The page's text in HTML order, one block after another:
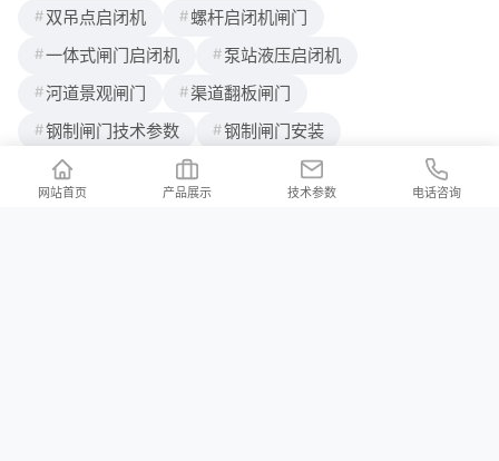
双吊点启闭机
螺杆启闭机闸门
一体式闸门启闭机
泵站液压启闭机
河道景观闸门
渠道翻板闸门
钢制闸门技术参数
钢制闸门安装
网站首页 产品展示 技术参数 电话咨询